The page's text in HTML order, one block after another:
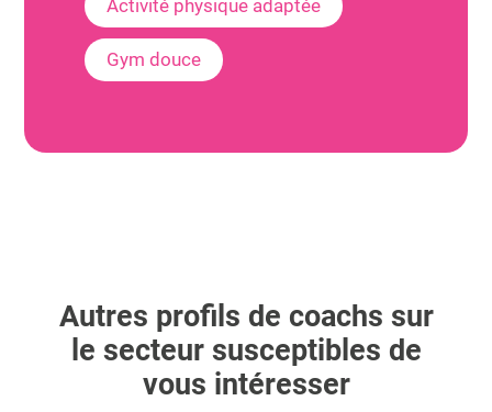
Activité physique adaptée
Gym douce
Autres profils de coachs sur
le secteur susceptibles de
vous intéresser